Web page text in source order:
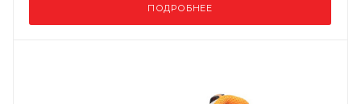
ПОДРОБНЕЕ